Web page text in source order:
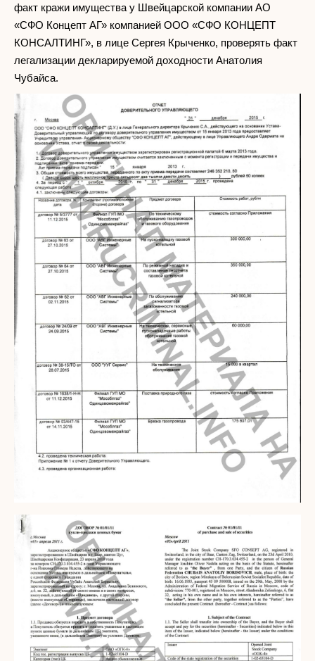
факт кражи имущества у Швейцарской компании АО
«СФО Концепт АГ» компанией ООО «СФО КОНЦЕПТ
КОНСАЛТИНГ», в лице Сергея Крыченко, проверять факт
легализации декларируемой доходности Анатолия
Чубайса.